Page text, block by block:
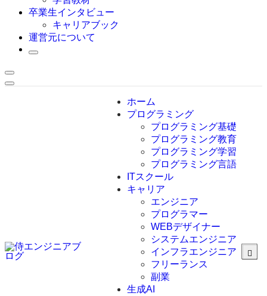
卒業生インタビュー
キャリアブック
運営元について
ホーム
プログラミング
プログラミング基礎
プログラミング教育
プログラミング学習
プログラミング言語
C言語
C#
VBA
Go言語
Kotlin
Java
JavaScript
ITスクール
キャリア
エンジニア
プログラマー
WEBデザイナー
システムエンジニア
インフラエンジニア
フリーランス
副業
生成AI